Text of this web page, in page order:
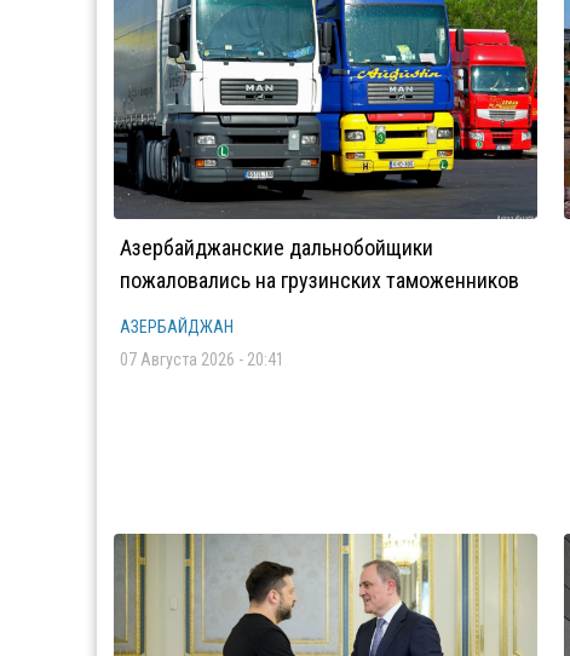
Азербайджанские дальнобойщики
пожаловались на грузинских таможенников
АЗЕРБАЙДЖАН
07 Августа 2026 - 20:41